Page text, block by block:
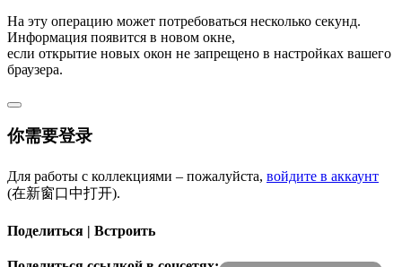
На эту операцию может потребоваться несколько секунд.
Информация появится в новом окне,
если открытие новых окон не запрещено в настройках вашего
браузера.
你需要登录
Для работы с коллекциями – пожалуйста, войдите в аккаунт
(在新窗口中打开).
Поделиться | Встроить